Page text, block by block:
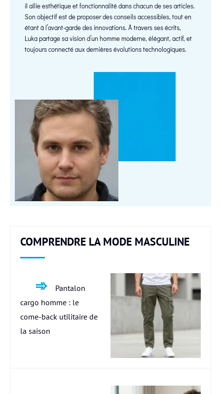
il allie esthétique et fonctionnalité dans chacun de ses articles.
Son objectif est de proposer des conseils accessibles, tout en
étant à l’avant-garde des innovations. À travers ses écrits,
Luka partage sa vision d’un homme moderne, élégant, actif, et
toujours connecté aux dernières évolutions technologiques.
COMPRENDRE LA MODE MASCULINE
Pantalon
cargo homme : le
come-back utilitaire de
la saison